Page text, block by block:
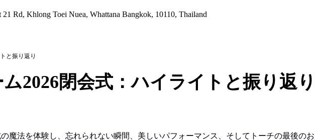
Rd, Khlong Toei Nuea, Whattana Bangkok, 10110, Thailand
と振り返り
2026閉会式：ハイライトと振り返り
魔法を体験し、忘れられない瞬間、美しいパフォーマンス、そしてトーチの最後のお